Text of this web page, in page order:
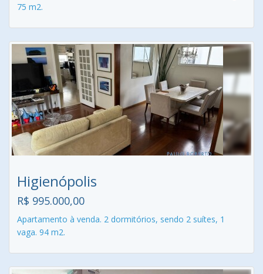
75 m2.
Higienópolis
R$ 995.000,00
Apartamento à venda. 2 dormitórios, sendo 2 suítes, 1
vaga. 94 m2.